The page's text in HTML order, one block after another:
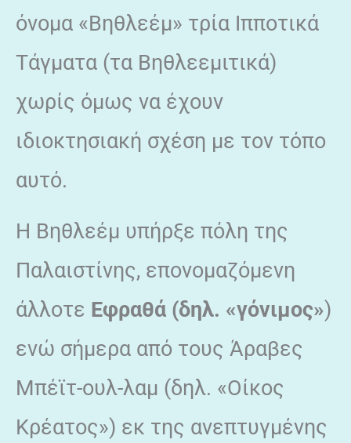
όνομα «Βηθλεέμ» τρία Ιπποτικά
Τάγματα (τα Βηθλεεμιτικά)
χωρίς όμως να έχουν
ιδιοκτησιακή σχέση με τον τόπο
αυτό.
Η Βηθλεέμ υπήρξε πόλη της
Παλαιστίνης, επονομαζόμενη
άλλοτε Εφραθά (δηλ. «γόνιμος»)
ενώ σήμερα από τους Άραβες
Μπέϊτ-ουλ-λαμ (δηλ. «Οίκος
Κρέατος») εκ της ανεπτυγμένης